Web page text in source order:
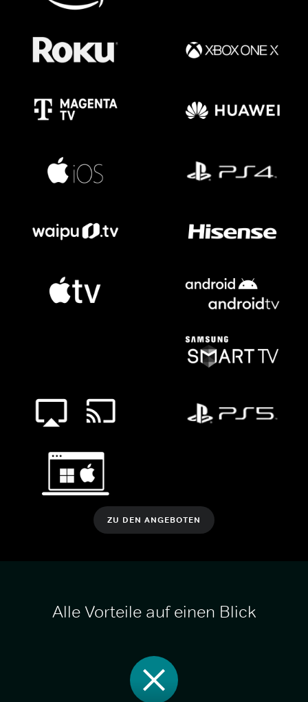
ZU DEN ANGEBOTEN
Alle Vorteile auf einen Blick